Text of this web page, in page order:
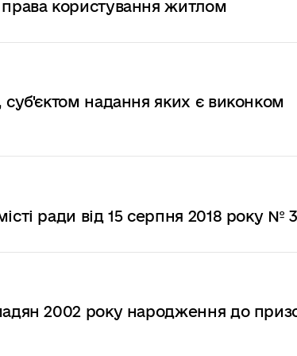
користування житлом
надання яких є виконком
ради від 15 серпня 2018 року №
2002 року народження до